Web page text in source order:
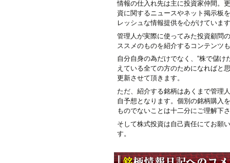
情報の仕入れ先は主に投資家仲間。
資に関するニュースやネット掲示板
レッシュな情報提供を心がけていま
管理人が実際に使ってみた投資顧問
ススメのものを紹介するコンテンツ
自分自身の為だけでなく、“株で儲け
えている全ての方のためになればと
更新させて頂きます。
ただ、紹介する銘柄はあくまで管理
自予想となります。個別の銘柄購入
ものでないことは十二分にご理解下
そして株式投資は自己責任にてお願
す。